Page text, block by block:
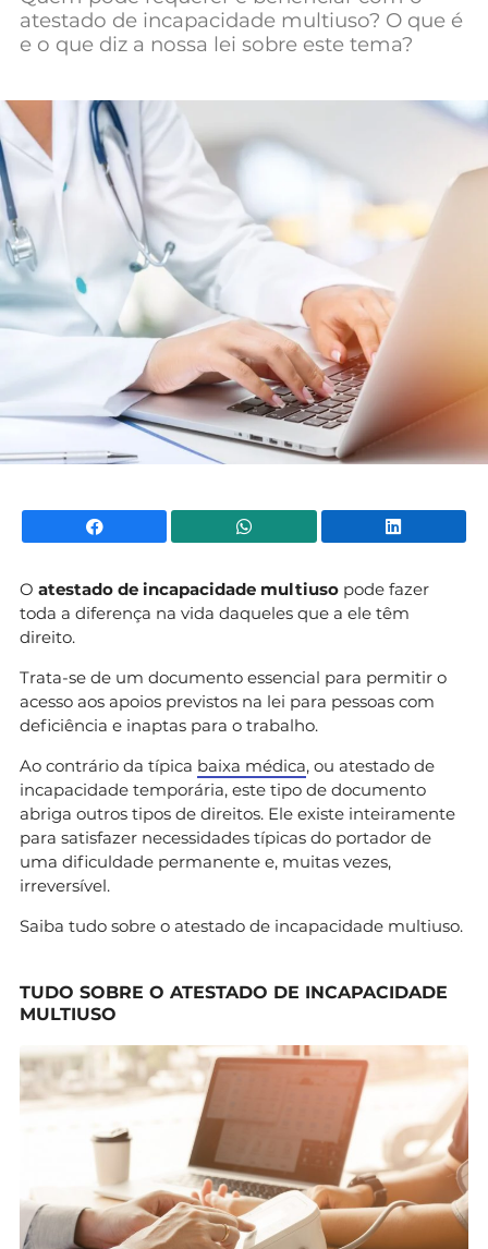
Mundial 2026
atestado de incapacidade multiuso? O que é
e o que diz a nossa lei sobre este tema?
Facebook WhatsApp
O atestado de incapacidade multiuso pode fazer
toda a diferença na vida daqueles que a ele têm
direito.
Trata-se de um documento essencial para permitir o
acesso aos apoios previstos na lei para pessoas com
deficiência e inaptas para o trabalho.
Ao contrário da típica baixa médica, ou atestado de
incapacidade temporária, este tipo de documento
abriga outros tipos de direitos. Ele existe inteiramente
para satisfazer necessidades típicas do portador de
uma dificuldade permanente e, muitas vezes,
irreversível.
Saiba tudo sobre o atestado de incapacidade multiuso.
TUDO SOBRE O ATESTADO DE INCAPACIDADE
MULTIUSO